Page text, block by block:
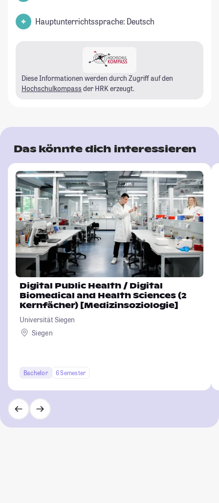
Hauptunterrichtssprache: Deutsch
Diese Informationen werden durch Zugriff auf den
Hochschulkompass der HRK erzeugt.
Das könnte dich interessieren
Digital Public Health / Digital
Biomedical and Health Sciences (2
Kernfächer) [Medizinsoziologie]
Universität Siegen
Siegen
Bachelor 6 Semester